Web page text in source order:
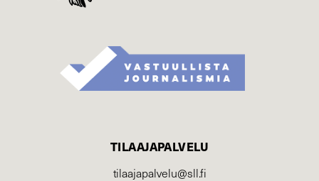
TILAAJAPALVELU
tilaajapalvelu@sll.fi